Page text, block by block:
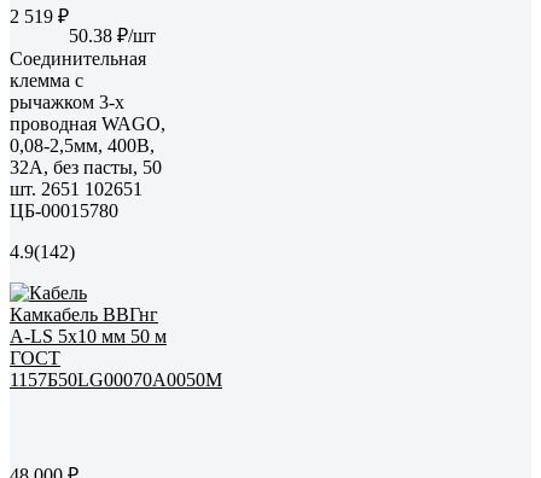
2 519 ₽
50.38 ₽/шт
Соединительная
клемма с
рычажком 3-х
проводная WAGO,
0,08-2,5мм, 400В,
32А, без пасты, 50
шт. 2651 102651
ЦБ-00015780
4.9(142)